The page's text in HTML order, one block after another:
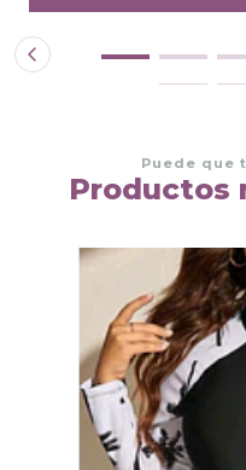
Puede que
Productos